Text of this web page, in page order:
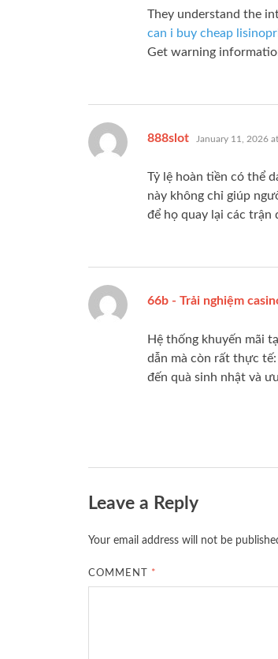
They understand the
can i buy cheap
Get warning
888slot says:
January 11, 2026
Tỷ lệ hoàn tiền có thể
này không chỉ giúp
để họ quay lại các trận
66b - Trải nghiệm
Hệ thống khuyến mãi
dẫn mà còn rất thực
đến quà sinh nhật và
Leave a Reply
Your email address will not be
COMMENT *